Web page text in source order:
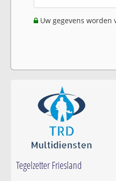
Uw gegevens worden
Tegelzetter Friesland